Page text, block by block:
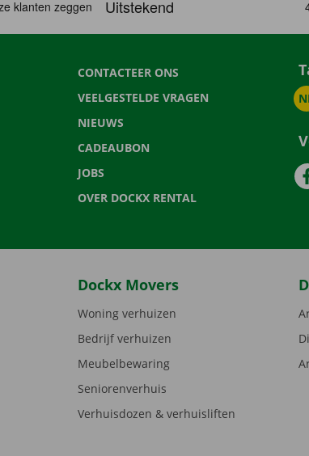
CONTACTEER ONS
VEELGESTELDE VRAGEN
NIEUWS
CADEAUBON
JOBS
OVER DOCKX RENTAL
Dockx Movers
Woning verhuizen
Bedrijf verhuizen
Meubelbewaring
Seniorenverhuis
Verhuisdozen & verhuisliften